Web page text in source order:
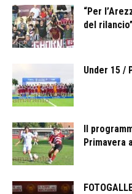
“Per
del
Under 15 /
Il
Primavera